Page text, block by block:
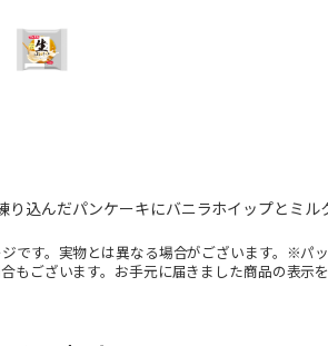
り込んだパンケーキにバニラホイップとミル
です。実物とは異なる場合がございます。※パ
もございます。お手元に届きました商品の表示